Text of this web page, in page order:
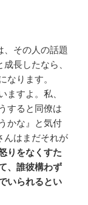
、その人の話題
長したなら、
なります。
ますよ。私、
すると同僚は
かな』と気付
んはまだそれが
りをなくすた
、誰彼構わず
いられるとい